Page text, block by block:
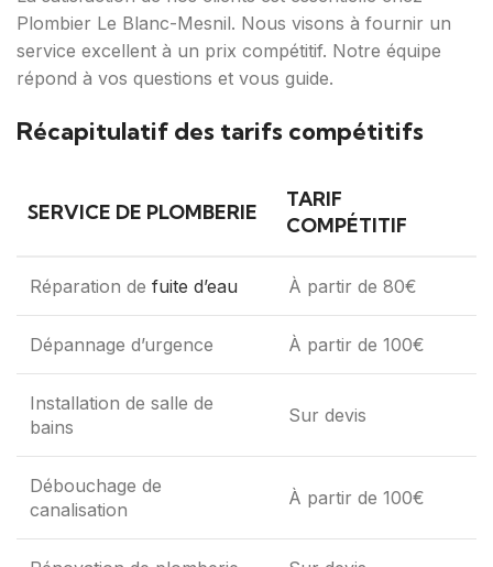
Plombier Le Blanc-Mesnil. Nous visons à fournir un
service excellent à un prix compétitif. Notre équipe
répond à vos questions et vous guide.
Récapitulatif des tarifs compétitifs
SERVICE DE PLOMBERIE
TARIF
COMPÉTITIF
Réparation de fuite d’eau À partir de 80€
Dépannage d’urgence À partir de 100€
Installation de salle de
bains
Sur devis
Débouchage de
canalisation
À partir de 100€